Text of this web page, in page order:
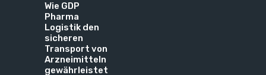
Wie GDP
Pharma
Logistik den
sicheren
Transport von
Arzneimitteln
gewährleistet